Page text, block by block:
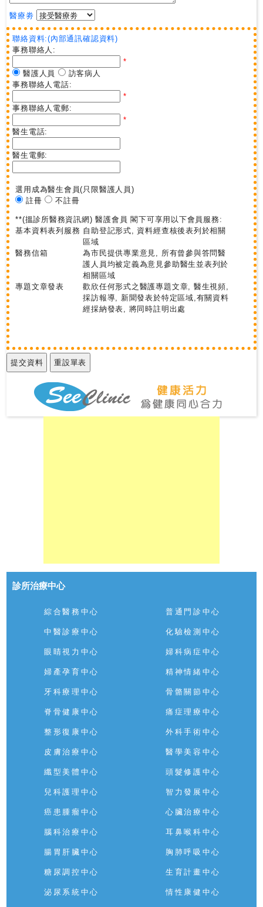
醫療劵
聯絡資料:(內部通訊確認資料)
事務聯絡人:
*
醫護人員
訪客病人
事務聯絡人電話:
*
事務聯絡人電郵:
*
醫生電話:
醫生電郵:
選用成為醫生會員(只限醫護人員)
註冊
不註冊
**(搵診所醫務資訊網) 醫護會員 閣下可享用以下會員服務:
基本資料表列服務 自助登記形式, 資料經查核後表列於相關
區域
醫務信箱
為市民提供專業意見, 所有曾參與答問醫
護人員均被定義為意見參助醫生並表列於
相關區域
專題文章發表
歡欣任何形式之醫護專題文章, 醫生視頻,
採訪報導, 新聞發表於特定區域,有關資料
經採納發表, 將同時註明出處
診所治療中心
綜合醫務中心 普通門診中心
中醫診療中心 化驗檢測中心
眼睛視力中心 婦科病症中心
婦產孕育中心 精神情緒中心
牙科療理中心 骨骼關節中心
脊骨健康中心 痛症理療中心
整形復康中心 外科手術中心
皮膚治療中心 醫學美容中心
纖型美體中心 頭髮修護中心
兒科護理中心 智力發展中心
癌患腫瘤中心 心臟治療中心
腦科治療中心 耳鼻喉科中心
腸胃肝臟中心 胸肺呼吸中心
糖尿調控中心 生育計畫中心
泌尿系統中心 情性康健中心